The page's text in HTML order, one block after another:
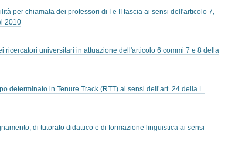
per chiamata dei professori di I e II fascia ai sensi dell'articolo 7,
2010
ricercatori universitari in attuazione dell'articolo 6 commi 7 e 8 della
determinato in Tenure Track (RTT) ai sensi dell’art. 24 della L.
di tutorato didattico e di formazione linguistica ai sensi